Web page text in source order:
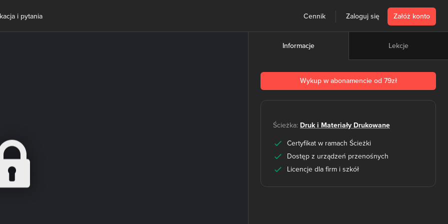
i pytania Cennik Zaloguj się Załóż konto
Informacje Lekcje
Wykup w abonamencie od 79zł
Ścieżka: Druk i Materiały Drukowane
Certyfikat w ramach Ścieżki
Dostęp z urządzeń przenośnych
Licencje dla firm i szkół